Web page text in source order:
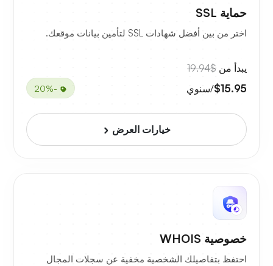
حماية SSL
اختر من بين أفضل شهادات SSL لتأمين بيانات موقعك.
يبدأ من $19.94
$15.95/سنوي -20%
خيارات العرض
خصوصية WHOIS
احتفظ بتفاصيلك الشخصية مخفية عن سجلات المجال